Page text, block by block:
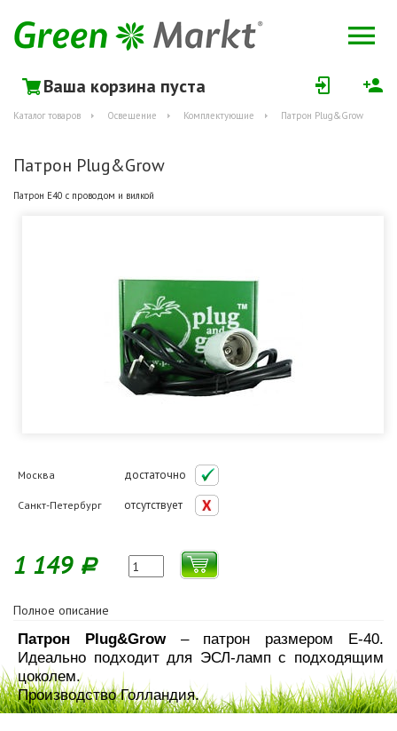
Ваша корзина пуста
Каталог товаров Освещение Комплектующие Патрон Plug&Grow
Патрон Plug&Grow
Патрон Е40 с проводом и вилкой
Москва достаточно
Санкт-Петербург отсутствует
1 149 Р
Полное описание
Патрон Plug&Grow– патрон размером Е-40.
Идеально подходит для ЭСЛ-ламп с подходящим
цоколем.
Производство Голландия.